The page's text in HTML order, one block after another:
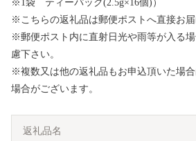
※1袋 ティーパック(2.5g×16個)）
※こちらの返礼品は郵便ポストへ直接お届
※郵便ポスト内に直射日光や雨等が入る
慮下さい。
※複数又は他の返礼品もお申込頂いた場
場合がございます。
返礼品名